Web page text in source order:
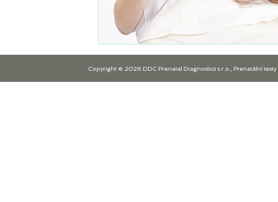
Copyright © 2026 DDC Prenatal Diagnostics s.r.o., Prenatální testy